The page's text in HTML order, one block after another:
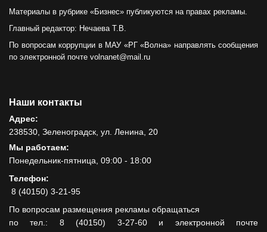
Материалы в рубрике «Бизнес» публикуются на правах рекламы.
Главный редактор: Нечаева Т.В.
По вопросам коррупции в МАУ «РГ «Волна» направлять сообщения
по электронной почте volnanet@mail.ru
Наши контакты
Адрес:
238530, Зеленоградск, ул. Ленина, 20
Мы работаем:
Понедельник-пятница, 09:00 - 18:00
Телефон:
8 (40150) 3-21-95
По вопросам размещения рекламы обращаться
по тел.: 8 (40150) 3-27-60 и электронной почте